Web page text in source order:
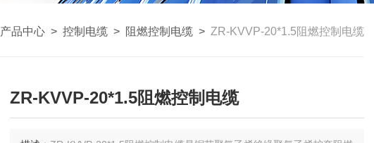
产品中心 > 控制电缆 > 阻燃控制电缆 > ZR-KVVP-20*1.5阻燃控制电缆
ZR-KVVP-20*1.5阻燃控制电缆